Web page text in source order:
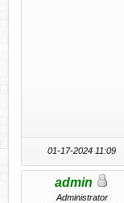
01-17-2024 11:09
admin
Administrator